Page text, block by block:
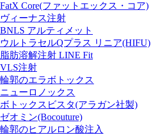
FatX Core(ファットエックス・コア)
ヴィーナス注射
BNLS アルティメット
ウルトラセルQプラス リニア(HIFU)
脂肪溶解注射 LINE Fit
VLS注射
輪郭のエラボトックス
ニューロノックス
ボトックスビスタ(アラガン社製)
ゼオミン(Bocouture)
輪郭のヒアルロン酸注入